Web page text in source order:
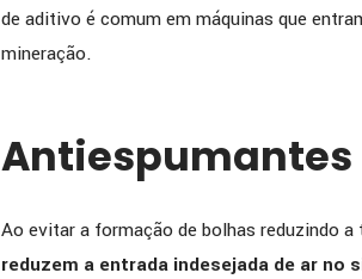
de aditivo é comum em máquinas que
mineração.
Antiespumantes
Ao evitar a formação de bolhas reduzindo
reduzem a entrada indesejada de ar no